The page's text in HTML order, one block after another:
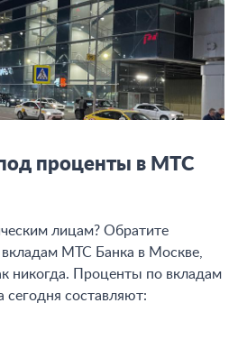
проценты в МТС
лицам? Обратите
вкладам МТС Банка в Москве,
никогда. Проценты по вкладам
составляют: